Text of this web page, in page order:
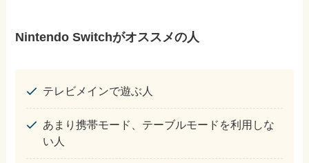
Nintendo Switchがオススメの人
テレビメインで遊ぶ人
あまり携帯モード、テーブルモードを利用しな
い人